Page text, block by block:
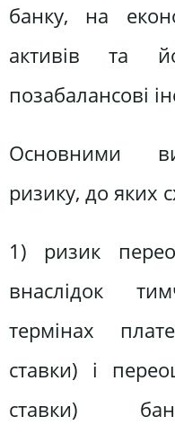
банку, на
активів та
позабалансові
Основними
ризику, до яких
1) ризик
внаслідок
термінах
ставки) і
ставки)